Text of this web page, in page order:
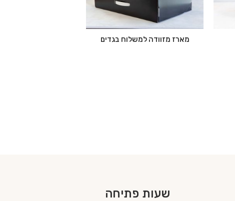
מארז מזוודה למשלוח בגדים
שעות פתיחה